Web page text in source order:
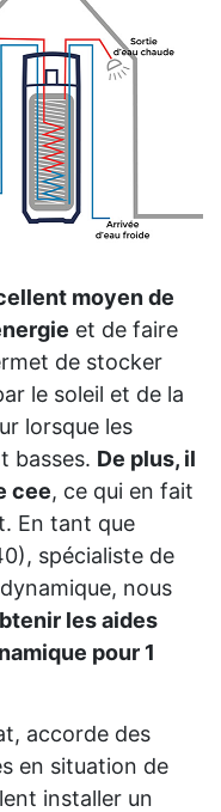
moyen de
et de faire
de stocker
le soleil et de la
lorsque les
basses. De plus, il
cee, ce qui en fait
En tant que
spécialiste de
nous
les aides
pour 1
accorde des
en situation de
installer un